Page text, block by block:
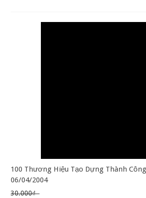
100 Thương Hiệu Tạo Dựng Thành
06/04/2004
30.000₫